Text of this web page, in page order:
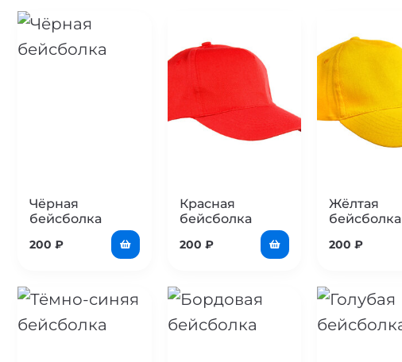
Чёрная
бейсболка
200 ₽
Красная
бейсболка
200 ₽
Жёлтая
бейсболка
200₽